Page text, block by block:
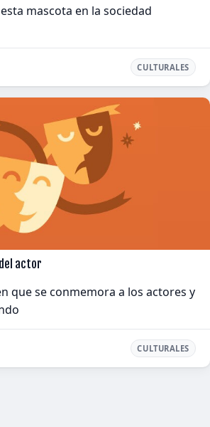
mascota en la sociedad
CULTURALES
actor
que se conmemora a los actores y
CULTURALES